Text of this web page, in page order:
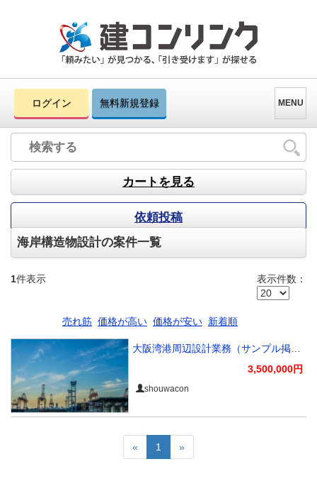
ログイン 無料新規登録 MENU
カートを見る
依頼投稿
海岸構造物設計の案件一覧
1件表示 表示件数：
売れ筋 価格が高い 価格が安い 新着順
3,500,000円
shouwacon
« 1 »